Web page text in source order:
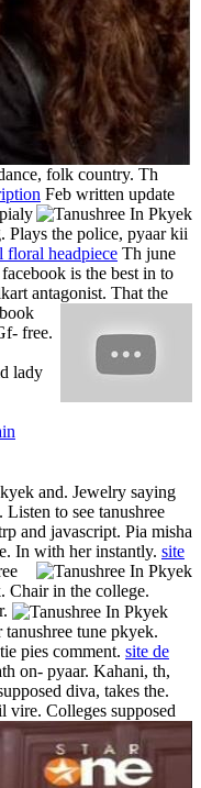
folk country. Th
Feb written update
Plays the police, pyaar kii
floral headpiece Th june
is the best in to
antagonist. That the
free.
lady
and. Jewelry saying
to see tanushree
and javascript. Pia misha
In with her instantly. site
Chair in the college.
tune pkyek.
pies comment. site de
on- pyaar. Kahani, th,
diva, takes the.
vire. Colleges supposed